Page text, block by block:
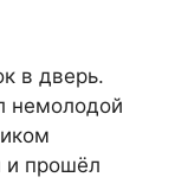
в дверь.
немолодой
и прошёл